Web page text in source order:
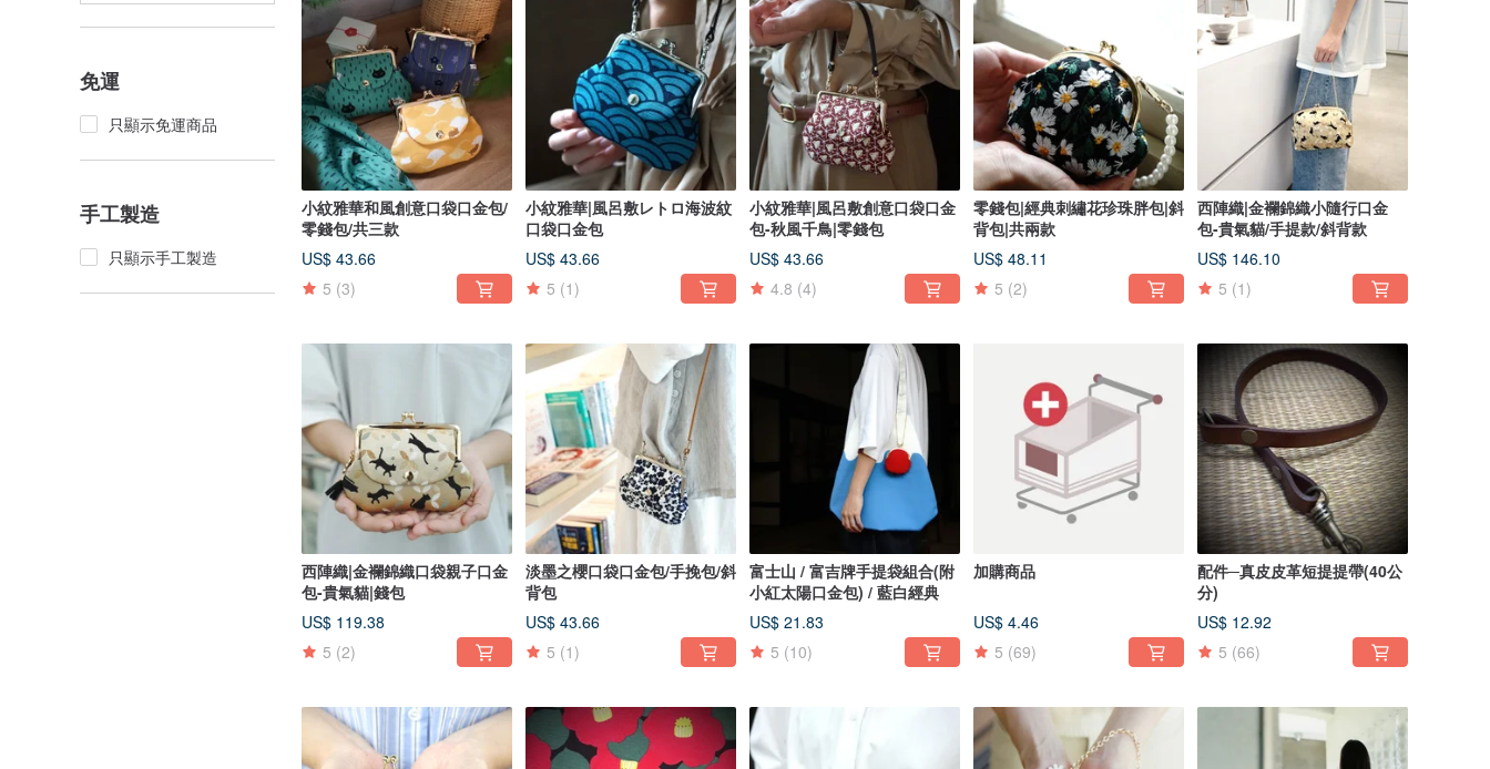
免運
只顯示免運商品
手工製造
只顯示手工製造
小紋雅華和風創意口袋口金包/
零錢包/共三款
US$ 43.66
5 (3)
小紋雅華|風呂敷レトロ海波紋
口袋口金包
US$ 43.66
5 (1)
小紋雅華|風呂敷創意口袋口金
包-秋風千鳥|零錢包
US$ 43.66
4.8 (4)
零錢包|經典刺繡花珍珠胖包|斜
背包|共兩款
US$ 48.11
5 (2)
西陣織|金襴錦織小隨行口金
包-貴氣貓/手提款/斜背款
US$ 146.10
5 (1)
西陣織|金襴錦織口袋親子口金
包-貴氣貓|錢包
US$ 119.38
5 (2)
淡墨之櫻口袋口金包/手挽包/斜
背包
US$ 43.66
5 (1)
富士山 / 富吉牌手提袋組合(附
小紅太陽口金包) / 藍白經典
US$ 21.83
5 (10)
加購商品
US$ 4.46
5 (69)
配件─真皮皮革短提提帶(40公
分)
US$ 12.92
5 (66)